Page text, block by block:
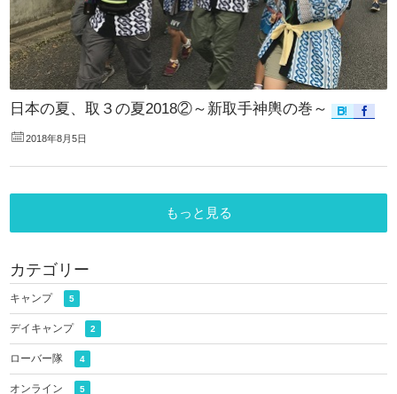
日本の夏、取３の夏2018②～新取手神輿の巻～
2018年8月5日
もっと見る
カテゴリー
キャンプ 5
デイキャンプ 2
ローバー隊 4
オンライン 5